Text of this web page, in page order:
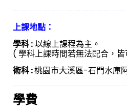
┄ ┄ ┄ ┄ ┄ ┄ ┄ ┄ ┄ ┄ ┄ ┄┄ ┄ ┄
上課地點：
學科 :以線上課程為主。
( 學科上課時間若無法配合，
術科 :桃園市大溪區-石門水庫
學費